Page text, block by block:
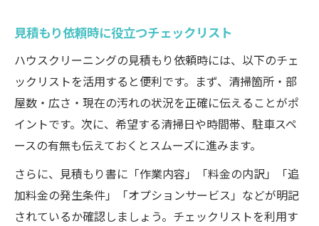
見積もり依頼時に役立つチェックリスト
ハウスクリーニングの見積もり依頼時には、以下のチェ
ックリストを活用すると便利です。まず、清掃箇所・部
屋数・広さ・現在の汚れの状況を正確に伝えることがポ
イントです。次に、希望する清掃日や時間帯、駐車スペ
ースの有無も伝えておくとスムーズに進みます。
さらに、見積もり書に「作業内容」「料金の内訳」「追
加料金の発生条件」「オプションサービス」などが明記
されているか確認しましょう。チェックリストを利用す